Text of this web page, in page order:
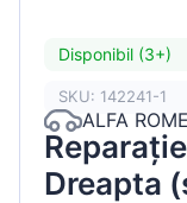
Disponibil (3+)
SKU: 142241-1
ALFA
Dreapta